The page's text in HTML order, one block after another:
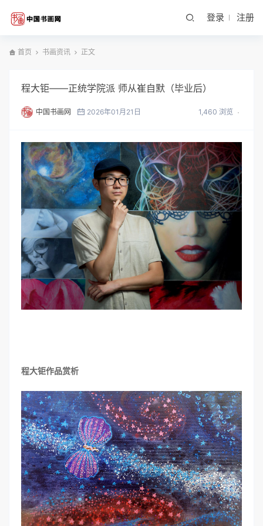
登录 注册
首页 书画资讯 正文
程大钜——正统学院派 师从崔自默（毕业后）
中国书画网 2026年01月21日 1,460 浏览
程大钜作品赏析